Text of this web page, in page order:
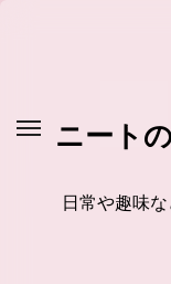
ニート
日常や趣味